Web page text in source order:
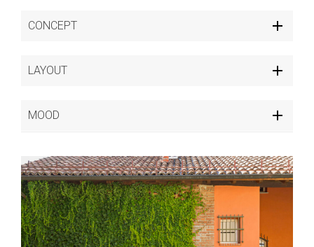
CONCEPT
LAYOUT
MOOD